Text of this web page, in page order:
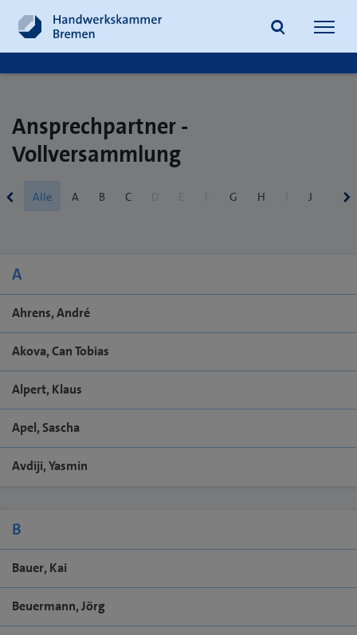
Ansprechpartner -
Vollversammlung
Alle A B C G H J
A
Ahrens, André
Akova, Can Tobias
Alpert, Klaus
Apel, Sascha
Avdiji, Yasmin
B
Bauer, Kai
Beuermann, Jörg